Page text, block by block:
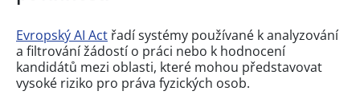
Evropský AI Act řadí systémy používané k analyzování
a filtrování žádostí o práci nebo k hodnocení
kandidátů mezi oblasti, které mohou představovat
vysoké riziko pro práva fyzických osob.